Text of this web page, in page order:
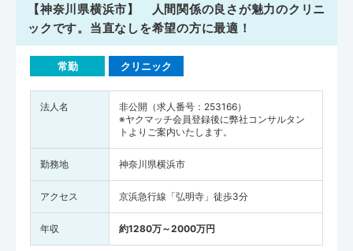
【神奈川県横浜市】 人間関係の良さが魅力のクリニ
ックです。当直なしを希望の方に最適！
常勤 クリニック
法人名
非公開（求人番号：253166）
※ヤクマッチ会員登録後に弊社コンサルタン
トよりご案内いたします。
勤務地 神奈川県横浜市
アクセス 京浜急行線「弘明寺」徒歩3分
年収 約1280万～2000万円